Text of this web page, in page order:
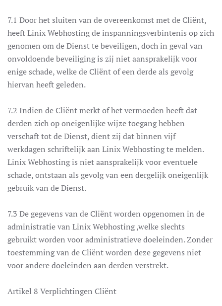
7.1 Door het sluiten van de overeenkomst met de Cliënt,
heeft Linix Webhosting de inspanningsverbintenis op zich
genomen om de Dienst te beveiligen, doch in geval van
onvoldoende beveiliging is zij niet aansprakelijk voor
enige schade, welke de Cliënt of een derde als gevolg
hiervan heeft geleden.
7.2 Indien de Cliënt merkt of het vermoeden heeft dat
derden zich op oneigenlijke wijze toegang hebben
verschaft tot de Dienst, dient zij dat binnen vijf
werkdagen schriftelijk aan Linix Webhosting te melden.
Linix Webhosting is niet aansprakelijk voor eventuele
schade, ontstaan als gevolg van een dergelijk oneigenlijk
gebruik van de Dienst.
7.3 De gegevens van de Cliënt worden opgenomen in de
administratie van Linix Webhosting ,welke slechts
gebruikt worden voor administratieve doeleinden. Zonder
toestemming van de Cliënt worden deze gegevens niet
voor andere doeleinden aan derden verstrekt.
Artikel 8 Verplichtingen Cliënt